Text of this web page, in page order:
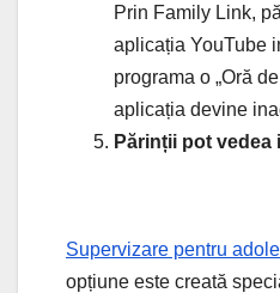
Prin Family Link,
aplicația YouTube
programa o „Oră
aplicația devine
Părinții pot
Supervizare pentru
opțiune este creată